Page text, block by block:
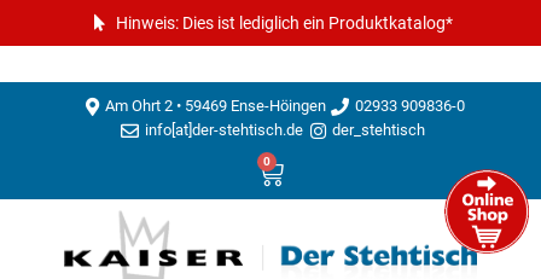
Hinweis: Dies ist lediglich ein Produktkatalog*
Am Ohrt 2 • 59469 Ense-Höingen
02933 909836-0
info[at]der-stehtisch.de
der_stehtisch
0